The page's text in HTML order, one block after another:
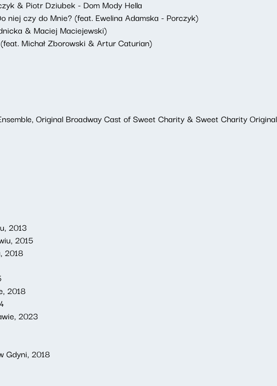
& Piotr Dziubek - Dom Mody Hella
niej czy do Mnie? (feat. Ewelina Adamska - Porczyk)
& Maciej Maciejewski)
Michał Zborowski & Artur Caturian)
Original Broadway Cast of Sweet Charity & Sweet Charity
2013
2015
2018
2018
2023
Gdyni, 2018